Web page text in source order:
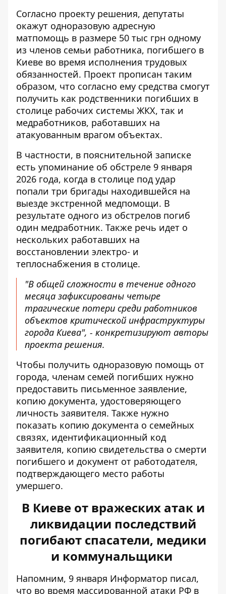
Согласно проекту решения, депутаты
окажут одноразовую адресную
матпомощь в размере 50 тыс грн одному
из членов семьи работника, погибшего в
Киеве во время исполнения трудовых
обязанностей. Проект прописан таким
образом, что согласно ему средства смогут
получить как родственники погибших в
столице рабочих системы ЖКХ, так и
медработников, работавших на
атакуованным врагом объектах.
В частности, в пояснительной записке
есть упоминание об обстреле 9 января
2026 года, когда в столице под удар
попали три бригады находившейся на
выезде экстренной медпомощи. В
результате одного из обстрелов погиб
один медработник. Также речь идет о
нескольких работавших на
восстановлении электро- и
теплоснабжения в столице.
"В общей сложности в течение одного
месяца зафиксированы четыре
трагические потери среди работников
объектов критической инфраструктуры
города Киева", - конкретизируют авторы
проекта решения.
Чтобы получить одноразовую помощь от
города, членам семей погибших нужно
предоставить письменное заявление,
копию документа, удостоверяющего
личность заявителя. Также нужно
показать копию документа о семейных
связях, идентификационный код
заявителя, копию свидетельства о смерти
погибшего и документ от работодателя,
подтверждающего место работы
умершего.
В Киеве от вражеских атак и
ликвидации последствий
погибают спасатели, медики
и коммунальщики
Напомним, 9 января Информатор писал,
что во время массированной атаки РФ в